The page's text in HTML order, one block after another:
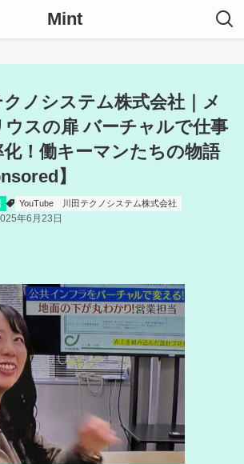
Mint
クノシステム株式会社｜メ
ウスの扉 バーチャルで仕事
化！働キーマンたちの物語
】
YouTube 川田テクノシステム株式会社
年6月23日